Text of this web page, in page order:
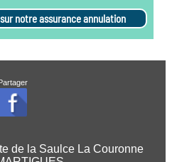
notre assurance annulation
de la Saulce La Couronne